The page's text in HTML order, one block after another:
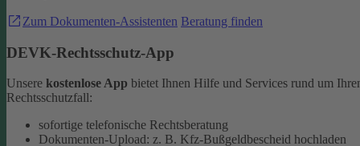
Zum Dokumenten-Assistenten Beratung finden
DEVK-Rechtsschutz-App
Unsere kostenlose App bietet Ihnen Hilfe und Services rund um
Rechtsschutzfall:
sofortige telefonische Rechtsberatung
Dokumenten-Upload: z. B. Kfz-Bußgeldbescheid hochladen